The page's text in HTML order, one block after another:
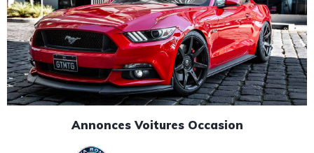
Annonces Voitures Occasion